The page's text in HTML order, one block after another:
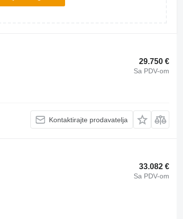
29.750 €
Sa PDV-om
Kontaktirajte prodavatelja
33.082 €
Sa PDV-om